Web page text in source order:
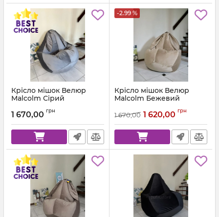
Крісло мішок Велюр
Malcolm Сірий
1 670,00 грн
-2.99 %
Крісло мішок Велюр
Malcolm Бежевий
1 670,00 1 620,00 грн